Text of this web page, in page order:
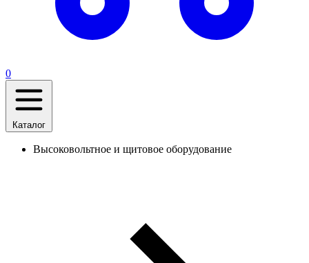
0
Каталог
Высоковольтное и щитовое оборудование